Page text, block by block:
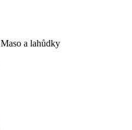
Maso a lahůdky